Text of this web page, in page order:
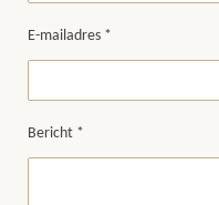
E-mailadres *
Bericht *